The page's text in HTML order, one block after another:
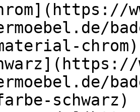
schwarz)